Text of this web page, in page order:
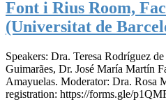
Font i Rius Room,
(Universitat de
Speakers: Dra. Teresa Rodríguez
Guimarães, Dr. José María Martín
Amayuelas. Moderator: Dra. Rosa
registration: https://forms.gle/